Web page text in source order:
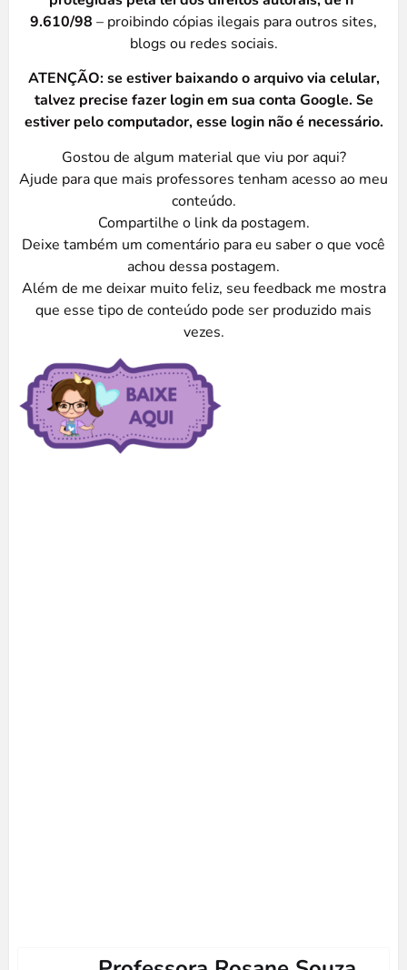
9.610/98 – proibindo cópias ilegais para outros sites,
blogs ou redes sociais.
ATENÇÃO: se estiver baixando o arquivo via celular,
talvez precise fazer login em sua conta Google. Se
estiver pelo computador, esse login não é necessário.
Gostou de algum material que viu por aqui?
Ajude para que mais professores tenham acesso ao meu
conteúdo.
Compartilhe o link da postagem.
Deixe também um comentário para eu saber o que você
achou dessa postagem.
Além de me deixar muito feliz, seu feedback me mostra
que esse tipo de conteúdo pode ser produzido mais
vezes.